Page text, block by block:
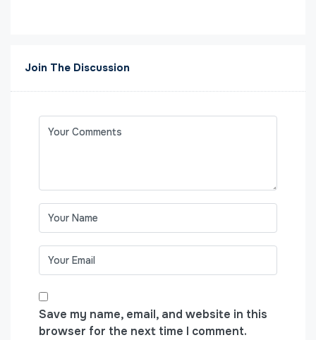
Join The Discussion
Save my name, email, and website in this
browser for the next time I comment.